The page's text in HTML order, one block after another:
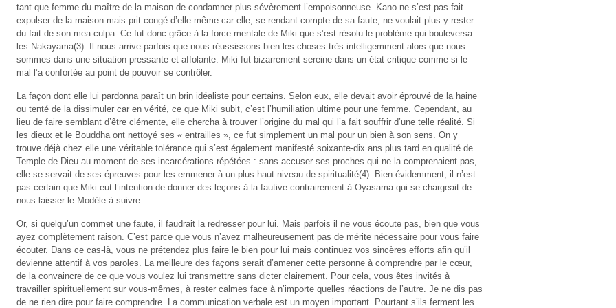
tant que femme du maître de la maison de condamner plus sévèrement l’empoisonneuse. Kano ne s’est pas fait
expulser de la maison mais prit congé d’elle-même car elle, se rendant compte de sa faute, ne voulait plus y rester
du fait de son mea-culpa. Ce fut donc grâce à la force mentale de Miki que s’est résolu le problème qui bouleversa
les Nakayama(3). Il nous arrive parfois que nous réussissons bien les choses très intelligemment alors que nous
sommes dans une situation pressante et affolante. Miki fut bizarrement sereine dans un état critique comme si le
mal l’a confortée au point de pouvoir se contrôler.
La façon dont elle lui pardonna paraît un brin idéaliste pour certains. Selon eux, elle devait avoir éprouvé de la haine
ou tenté de la dissimuler car en vérité, ce que Miki subit, c’est l’humiliation ultime pour une femme. Cependant, au
lieu de faire semblant d’être clémente, elle chercha à trouver l’origine du mal qui l’a fait souffrir d’une telle réalité. Si
les dieux et le Bouddha ont nettoyé ses « entrailles », ce fut simplement un mal pour un bien à son sens. On y
trouve déjà chez elle une véritable tolérance qui s’est également manifesté soixante-dix ans plus tard en qualité de
Temple de Dieu au moment de ses incarcérations répétées : sans accuser ses proches qui ne la comprenaient pas,
elle se servait de ses épreuves pour les emmener à un plus haut niveau de spiritualité(4). Bien évidemment, il n’est
pas certain que Miki eut l’intention de donner des leçons à la fautive contrairement à Oyasama qui se chargeait de
nous laisser le Modèle à suivre.
Or, si quelqu’un commet une faute, il faudrait la redresser pour lui. Mais parfois il ne vous écoute pas, bien que vous
ayez complètement raison. C’est parce que vous n’avez malheureusement pas de mérite nécessaire pour vous faire
écouter. Dans ce cas-là, vous ne prétendez plus faire le bien pour lui mais continuez vos sincères efforts afin qu’il
devienne attentif à vos paroles. La meilleure des façons serait d’amener cette personne à comprendre par le cœur,
de la convaincre de ce que vous voulez lui transmettre sans dicter clairement. Pour cela, vous êtes invités à
travailler spirituellement sur vous-mêmes, à rester calmes face à n’importe quelles réactions de l’autre. Je ne dis pas
de ne rien dire pour faire comprendre. La communication verbale est un moyen important. Pourtant s’ils ferment les